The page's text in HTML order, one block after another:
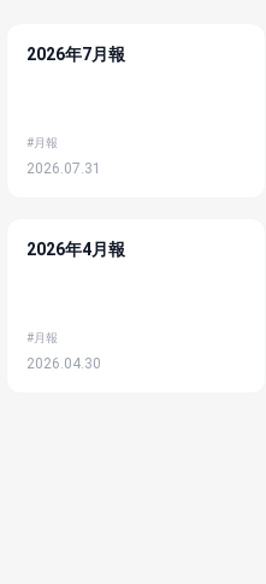
2026年7月報
#月報
2026.07.31
2026年4月報
#月報
2026.04.30